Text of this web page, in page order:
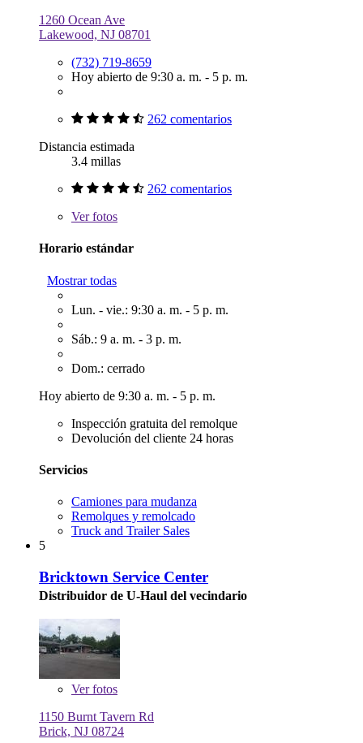
1260 Ocean Ave
Lakewood, NJ 08701
(732) 719-8659
Hoy abierto de 9:30 a. m. - 5 p. m.
262 comentarios
Distancia estimada
3.4 millas
262 comentarios
Verfotos
Horario estándar
Mostrar todas
Lun. - vie.: 9:30 a. m. - 5 p. m.
Sáb.: 9 a. m. - 3 p. m.
Dom.: cerrado
Hoy abierto de 9:30 a. m. - 5 p. m.
Inspección gratuita del remolque
Devolución del cliente 24 horas
Servicios
Camiones para mudanza
Remolques y remolcado
Truck and Trailer Sales
5
Bricktown Service Center
Distribuidor de U-Haul del vecindario
Verfotos
1150 Burnt Tavern Rd
Brick, NJ 08724